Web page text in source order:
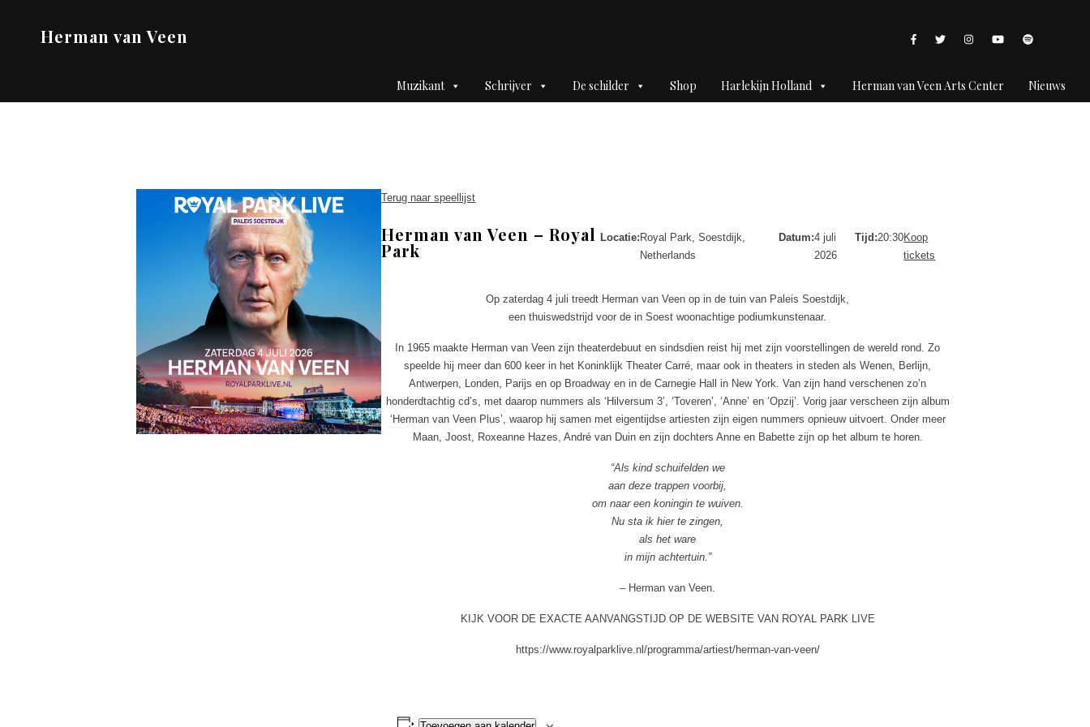
Herman van Veen
Muzikant Schrijver De schilder Shop Harlekijn Holland Herman van Veen Arts Center Nieuws
Terug naar speellijst
Herman van Veen – Royal
Park
Locatie:Royal Park, Soestdijk,
Netherlands
Datum:4 juli
2026
Tijd:20:30Koop
tickets
Op zaterdag 4 juli treedt Herman van Veen op in de tuin van Paleis Soestdijk,
een thuiswedstrijd voor de in Soest woonachtige podiumkunstenaar.
In 1965 maakte Herman van Veen zijn theaterdebuut en sindsdien reist hij met zijn voorstellingen de wereld rond. Zo
speelde hij meer dan 600 keer in het Koninklijk Theater Carré, maar ook in theaters in steden als Wenen, Berlijn,
Antwerpen, Londen, Parijs en op Broadway en in de Carnegie Hall in New York. Van zijn hand verschenen zo’n
honderdtachtig cd’s, met daarop nummers als ‘Hilversum 3’, ‘Toveren’, ‘Anne’ en ‘Opzij’. Vorig jaar verscheen zijn album
‘Herman van Veen Plus’, waarop hij samen met eigentijdse artiesten zijn eigen nummers opnieuw uitvoert. Onder meer
Maan, Joost, Roxeanne Hazes, André van Duin en zijn dochters Anne en Babette zijn op het album te horen.
“Als kind schuifelden we
aan deze trappen voorbij,
om naar een koningin te wuiven.
Nu sta ik hier te zingen,
als het ware
in mijn achtertuin.”
– Herman van Veen.
KIJK VOOR DE EXACTE AANVANGSTIJD OP DE WEBSITE VAN ROYAL PARK LIVE
https://www.royalparklive.nl/programma/artiest/herman-van-veen/